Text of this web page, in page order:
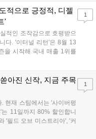
적으로 긍정적, 디젤
'
적인 조작감으로 호평받으
다. '이터널 리턴'은 8월 13
을 시작해 국내 매출 1위를
리콘' 시리즈는 8월 6일 쇼
수리 시뮬레이션 '리스토
1
아진 신작, 지금 주목
현재 스팀에서는 '사이버펑
11일까지 80% 할인합니
'필드 오브 미스트리아', '커
, 7일 출시된 '마블 투혼'은
1